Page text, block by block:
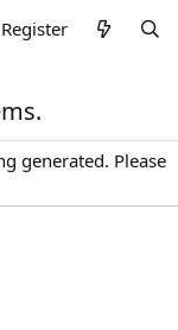
Register
generated. Please